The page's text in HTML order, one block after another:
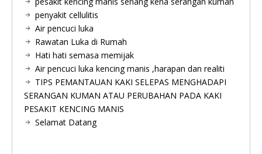
penyakit cellulitis
Air pencuci luka
Rawatan Luka di Rumah
Hati hati semasa memijak
Air pencuci luka kencing manis ,harapan dan realiti
TIPS PEMANTAUAN KAKI SELEPAS MENGHADAPI
SERANGAN KUMAN ATAU PERUBAHAN PADA KAKI
PESAKIT KENCING MANIS
Selamat Datang